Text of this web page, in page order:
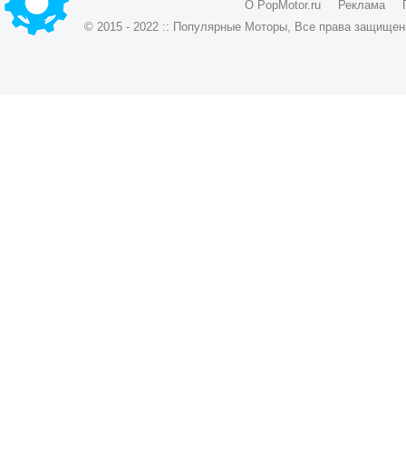
О PopMotor.ru Реклама
© 2015 - 2022 :: Популярные Моторы, Все права